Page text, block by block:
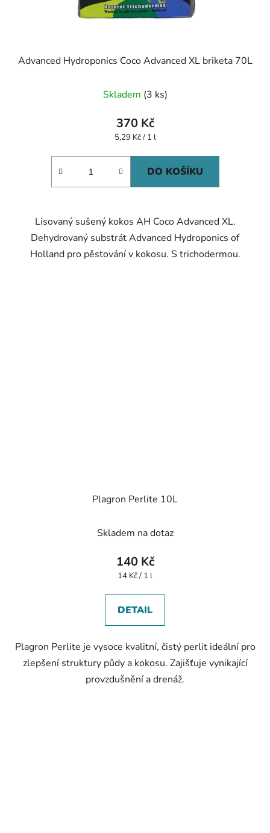
Advanced Hydroponics Coco Advanced XL briketa 70L
Skladem (3 ks)
370 Kč
Měrná
5,29 Kč / 1 l
DO KOŠÍKU
Lisovaný sušený kokos AH Coco Advanced XL.
Dehydrovaný substrát Advanced Hydroponics of
Holland pro pěstování v kokosu. S trichodermou.
Plagron Perlite 10L
Skladem na dotaz
140 Kč
Měrná
14 Kč / 1 l
DETAIL
Plagron Perlite je vysoce kvalitní, čistý perlit ideální pro
zlepšení struktury půdy a kokosu. Zajišťuje vynikající
provzdušnění a drenáž.